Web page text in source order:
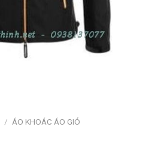
/ ÁO KHOÁC ÁO GIÓ